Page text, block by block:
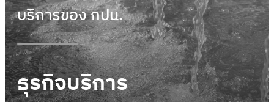
บริการของ กปน.
ธุรกิจบริการ